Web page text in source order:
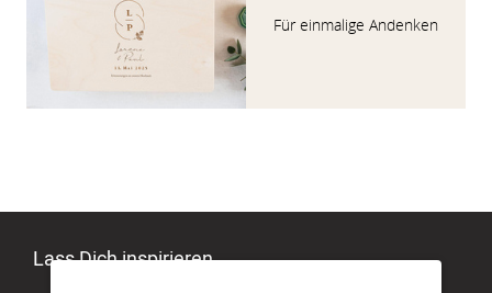
Für einmalige Andenken
Lass Dich inspirieren